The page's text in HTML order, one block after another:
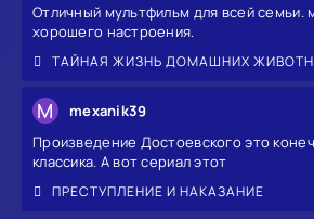
Отличный мультфильм для всей семьи.
хорошего настроения.
ТАЙНАЯ ЖИЗНЬ ДОМАШНИХ
M mexanik39
Произведение Достоевского это
классика. А вот сериал этот
ПРЕСТУПЛЕНИЕ И НАКАЗАНИЕ